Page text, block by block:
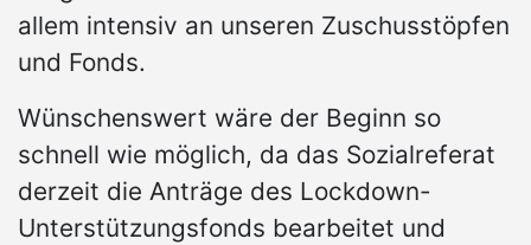
allem intensiv an unseren Zuschusstöpfen
und Fonds.
Wünschenswert wäre der Beginn so
schnell wie möglich, da das Sozialreferat
derzeit die Anträge des Lockdown-
Unterstützungsfonds bearbeitet und